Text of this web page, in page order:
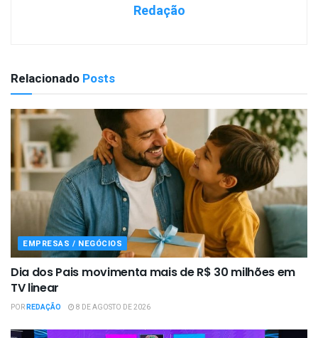
Redação
Relacionado Posts
EMPRESAS / NEGÓCIOS
Dia dos Pais movimenta mais de R$ 30 milhões em
TV linear
PORREDAÇÃO 8 DE AGOSTO DE 2026